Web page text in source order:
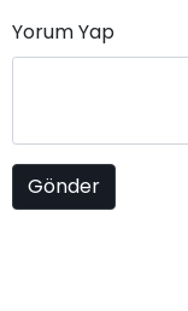
Yorum Yap